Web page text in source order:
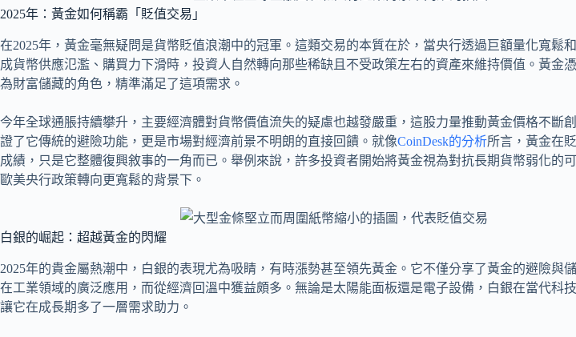
2025年：黃金如何稱霸「貶值交易」
在2025年，黃金毫無疑問是貨幣貶值浪潮中的冠軍。這類交易的本質在於，當央行透過巨額量化寬鬆
成貨幣供應氾濫、購買力下滑時，投資人自然轉向那些稀缺且不受政策左右的資產來維持價值。黃金
為財富儲藏的角色，精準滿足了這項需求。
今年全球通脹持續攀升，主要經濟體對貨幣價值流失的疑慮也越發嚴重，這股力量推動黃金價格不斷
證了它傳統的避險功能，更是市場對經濟前景不明朗的直接回饋。就像CoinDesk的分析所言，黃金在
成績，只是它整體復興敘事的一角而已。舉例來說，許多投資者開始將黃金視為對抗長期貨幣弱化的
歐美央行政策轉向更寬鬆的背景下。
白銀的崛起：超越黃金的閃耀
2025年的貴金屬熱潮中，白銀的表現尤為吸睛，有時漲勢甚至領先黃金。它不僅分享了黃金的避險與
在工業領域的廣泛應用，而從經濟回溫中獲益頗多。無論是太陽能面板還是電子設備，白銀在當代科
讓它在成長期多了一層需求助力。